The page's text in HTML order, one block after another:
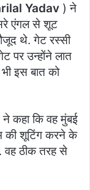
Yadav ) ने
एंगल से शूट
थे. गेट रस्सी
पर उन्होंने लात
इस बात को
कहा कि वह मुंबई
की शूटिंग करने के
वह ठीक तरह से